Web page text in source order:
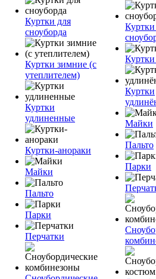
Куртки для
сноуборда
Куртки зимние (с
утеплителем)
Куртки
удлиненные
Куртки-анораки
Майки
Пальто
Парки
Перчатки
Куртки
Куртки
Майки
Пальто
Парки